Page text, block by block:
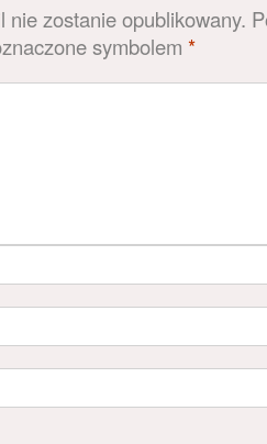
nie zostanie opublikowany.
symbolem *